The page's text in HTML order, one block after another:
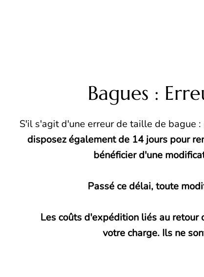
Bagues :
S'il s'agit d'une erreur de taille de bague
disposez également de 14 jours pour
bénéficier d'une
Passé ce délai, toute
Les coûts d'expédition liés au retour
votre charge. Ils ne